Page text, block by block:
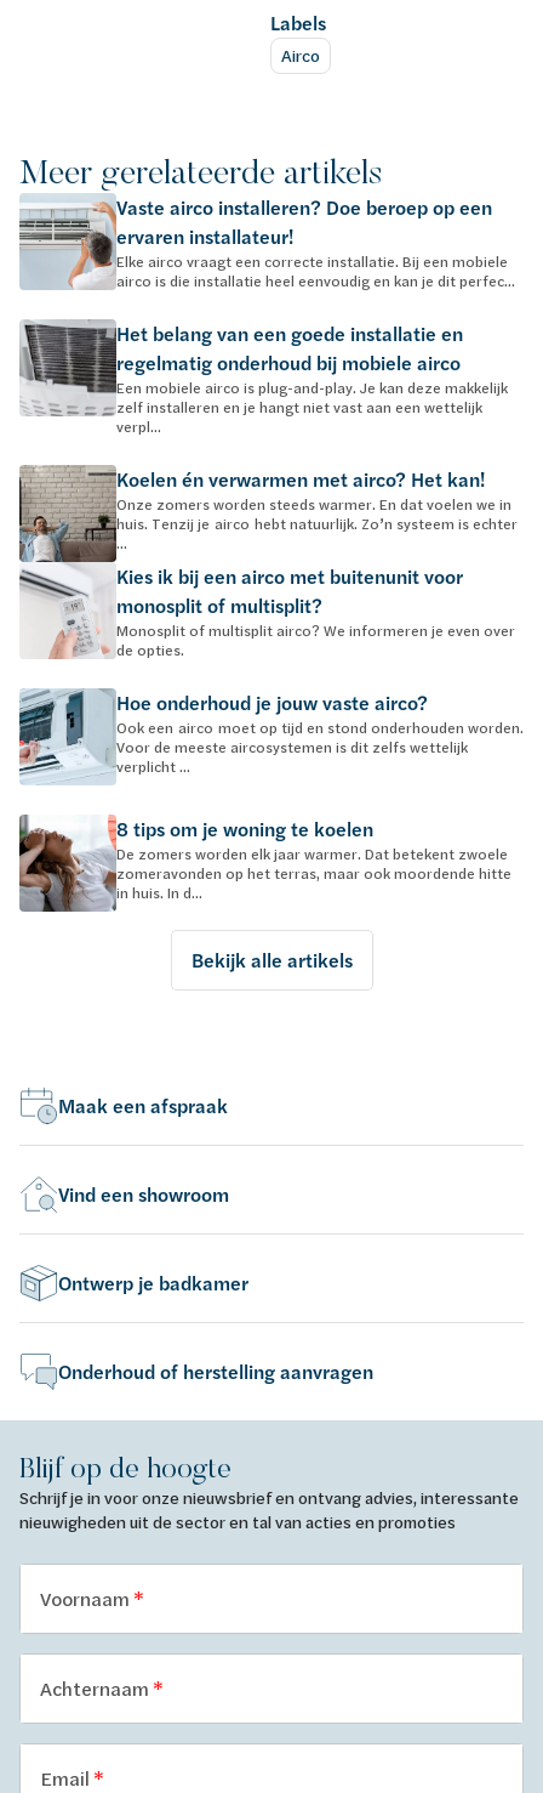
Labels
Airco
Meer gerelateerde artikels
Vaste airco installeren? Doe beroep op een
ervaren installateur!
Elke airco vraagt een correcte installatie. Bij een mobiele
airco is die installatie heel eenvoudig en kan je dit perfec...
Het belang van een goede installatie en
regelmatig onderhoud bij mobiele airco
Een mobiele airco is plug-and-play. Je kan deze makkelijk
zelf installeren en je hangt niet vast aan een wettelijk
verpl...
Koelen én verwarmen met airco? Het kan!
Onze zomers worden steeds warmer. En dat voelen we in
huis. Tenzij je airco hebt natuurlijk. Zo’n systeem is echter
...
Kies ik bij een airco met buitenunit voor
monosplit of multisplit?
Monosplit of multisplit airco? We informeren je even over
de opties.
Hoe onderhoud je jouw vaste airco?
Ook een airco moet op tijd en stond onderhouden worden.
Voor de meeste aircosystemen is dit zelfs wettelijk
verplicht ...
8 tips om je woning te koelen
De zomers worden elk jaar warmer. Dat betekent zwoele
zomeravonden op het terras, maar ook moordende hitte
in huis. In d...
Bekijk alle artikels
Maak een afspraak
Vind een showroom
Ontwerp je badkamer
Onderhoud of herstelling aanvragen
Blijf op de hoogte
Schrijf je in voor onze nieuwsbrief en ontvang advies, interessante
nieuwigheden uit de sector en tal van acties en promoties
Voornaam
Achternaam
Email